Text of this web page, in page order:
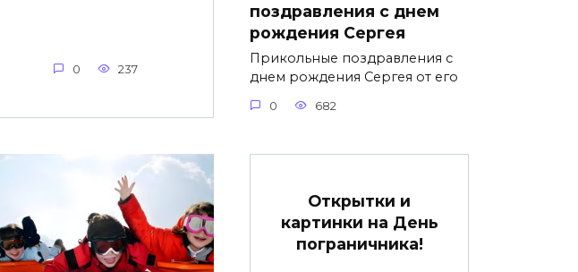
0 237
поздравления с днем
рождения Сергея
Прикольные поздравления с
днем рождения Сергея от его
0 682
Открытки и
картинки на День
пограничника!